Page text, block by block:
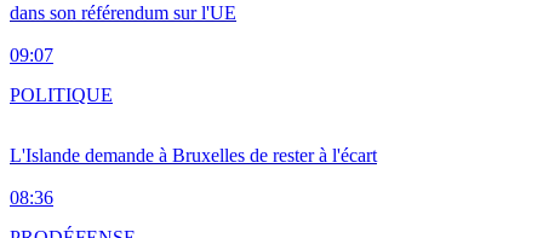
dans son référendum sur l'UE
09:07
L'Islande demande à Bruxelles de rester à l'écart
08:36
POLITIQUE